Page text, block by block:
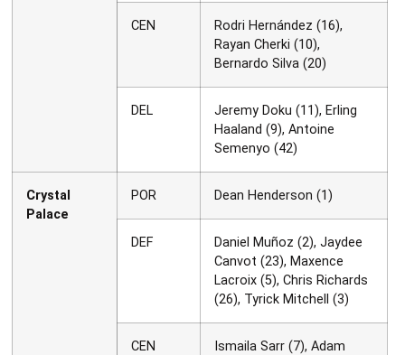
CEN
Rodri Hernández (16),
Rayan Cherki (10),
Bernardo Silva (20)
DEL
Jeremy Doku (11), Erling
Haaland (9), Antoine
Semenyo (42)
Crystal
Palace
POR Dean Henderson (1)
DEF
Daniel Muñoz (2), Jaydee
Canvot (23), Maxence
Lacroix (5), Chris Richards
(26), Tyrick Mitchell (3)
CEN
Ismaila Sarr (7), Adam